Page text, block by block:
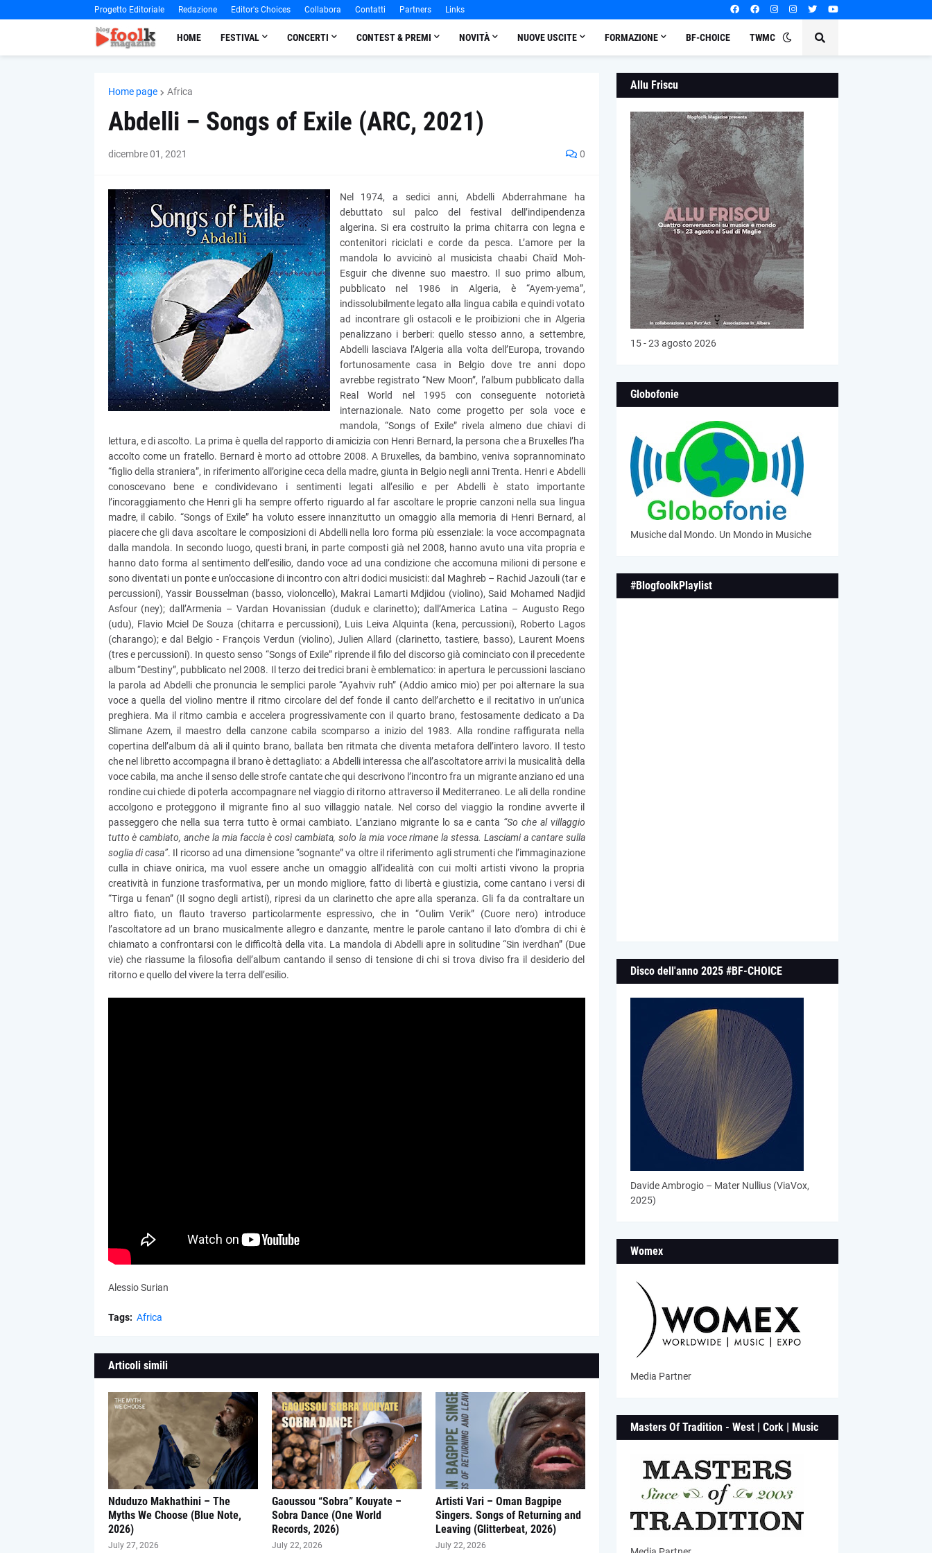
Progetto Editoriale Redazione Editor's Choices Collabora Contatti Partners Links
HOME FESTIVAL CONCERTI CONTEST & PREMI NOVITÀ NUOVE USCITE FORMAZIONE BF-CHOICE TWMC
Home page Africa
Abdelli – Songs of Exile (ARC, 2021)
dicembre 01, 2021 0
Nel 1974, a sedici anni, Abdelli Abderrahmane ha
debuttato sul palco del festival dell’indipendenza
algerina. Si era costruito la prima chitarra con legna e
contenitori riciclati e corde da pesca. L’amore per la
mandola lo avvicinò al musicista chaabi Chaïd Moh-
Esguir che divenne suo maestro. Il suo primo album,
pubblicato nel 1986 in Algeria, è “Ayem-yema”,
indissolubilmente legato alla lingua cabila e quindi votato
ad incontrare gli ostacoli e le proibizioni che in Algeria
penalizzano i berberi: quello stesso anno, a settembre,
Abdelli lasciava l’Algeria alla volta dell’Europa, trovando
fortunosamente casa in Belgio dove tre anni dopo
avrebbe registrato “New Moon”, l’album pubblicato dalla
Real World nel 1995 con conseguente notorietà
internazionale. Nato come progetto per sola voce e
mandola, “Songs of Exile” rivela almeno due chiavi di
lettura, e di ascolto. La prima è quella del rapporto di amicizia con Henri Bernard, la persona che a Bruxelles l’ha
accolto come un fratello. Bernard è morto ad ottobre 2008. A Bruxelles, da bambino, veniva soprannominato
“figlio della straniera”, in riferimento all’origine ceca della madre, giunta in Belgio negli anni Trenta. Henri e Abdelli
conoscevano bene e condividevano i sentimenti legati all’esilio e per Abdelli è stato importante
l’incoraggiamento che Henri gli ha sempre offerto riguardo al far ascoltare le proprie canzoni nella sua lingua
madre, il cabilo. “Songs of Exile” ha voluto essere innanzitutto un omaggio alla memoria di Henri Bernard, al
piacere che gli dava ascoltare le composizioni di Abdelli nella loro forma più essenziale: la voce accompagnata
dalla mandola. In secondo luogo, questi brani, in parte composti già nel 2008, hanno avuto una vita propria e
hanno dato forma al sentimento dell’esilio, dando voce ad una condizione che accomuna milioni di persone e
sono diventati un ponte e un’occasione di incontro con altri dodici musicisti: dal Maghreb – Rachid Jazouli (tar e
percussioni), Yassir Bousselman (basso, violoncello), Makrai Lamarti Mdjidou (violino), Said Mohamed Nadjid
Asfour (ney); dall’Armenia – Vardan Hovanissian (duduk e clarinetto); dall’America Latina – Augusto Rego
(udu), Flavio Mciel De Souza (chitarra e percussioni), Luis Leiva Alquinta (kena, percussioni), Roberto Lagos
(charango); e dal Belgio - François Verdun (violino), Julien Allard (clarinetto, tastiere, basso), Laurent Moens
(tres e percussioni). In questo senso “Songs of Exile” riprende il filo del discorso già cominciato con il precedente
album “Destiny”, pubblicato nel 2008. Il terzo dei tredici brani è emblematico: in apertura le percussioni lasciano
la parola ad Abdelli che pronuncia le semplici parole “Ayahviv ruh” (Addio amico mio) per poi alternare la sua
voce a quella del violino mentre il ritmo circolare del def fonde il canto dell’archetto e il recitativo in un’unica
preghiera. Ma il ritmo cambia e accelera progressivamente con il quarto brano, festosamente dedicato a Da
Slimane Azem, il maestro della canzone cabila scomparso a inizio del 1983. Alla rondine raffigurata nella
copertina dell’album dà ali il quinto brano, ballata ben ritmata che diventa metafora dell’intero lavoro. Il testo
che nel libretto accompagna il brano è dettagliato: a Abdelli interessa che all’ascoltatore arrivi la musicalità della
voce cabila, ma anche il senso delle strofe cantate che qui descrivono l’incontro fra un migrante anziano ed una
rondine cui chiede di poterla accompagnare nel viaggio di ritorno attraverso il Mediterraneo. Le ali della rondine
accolgono e proteggono il migrante fino al suo villaggio natale. Nel corso del viaggio la rondine avverte il
passeggero che nella sua terra tutto è ormai cambiato. L’anziano migrante lo sa e canta “So che al villaggio
tutto è cambiato, anche la mia faccia è così cambiata, solo la mia voce rimane la stessa. Lasciami a cantare sulla
soglia di casa”. Il ricorso ad una dimensione “sognante” va oltre il riferimento agli strumenti che l’immaginazione
culla in chiave onirica, ma vuol essere anche un omaggio all’idealità con cui molti artisti vivono la propria
creatività in funzione trasformativa, per un mondo migliore, fatto di libertà e giustizia, come cantano i versi di
“Tirga u fenan” (Il sogno degli artisti), ripresi da un clarinetto che apre alla speranza. Gli fa da contraltare un
altro fiato, un flauto traverso particolarmente espressivo, che in “Oulim Verik” (Cuore nero) introduce
l’ascoltatore ad un brano musicalmente allegro e danzante, mentre le parole cantano il lato d’ombra di chi è
chiamato a confrontarsi con le difficoltà della vita. La mandola di Abdelli apre in solitudine “Sin iverdhan” (Due
vie) che riassume la filosofia dell’album cantando il senso di tensione di chi si trova diviso fra il desiderio del
ritorno e quello del vivere la terra dell’esilio.
Alessio Surian
Tags: Africa
Articoli simili
Nduduzo Makhathini – The
Myths We Choose (Blue Note,
2026)
July 27, 2026
Gaoussou “Sobra” Kouyate –
Sobra Dance (One World
Records, 2026)
July 22, 2026
Artisti Vari – Oman Bagpipe
Singers. Songs of Returning and
Leaving (Glitterbeat, 2026)
July 22, 2026
Allu Friscu
15 - 23 agosto 2026
Globofonie
Musiche dal Mondo. Un Mondo in Musiche
#BlogfoolkPlaylist
Disco dell'anno 2025 #BF-CHOICE
Davide Ambrogio – Mater Nullius (ViaVox,
2025)
Womex
Media Partner
Masters Of Tradition - West | Cork | Music